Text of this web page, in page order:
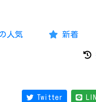
人気 新着
Twitter